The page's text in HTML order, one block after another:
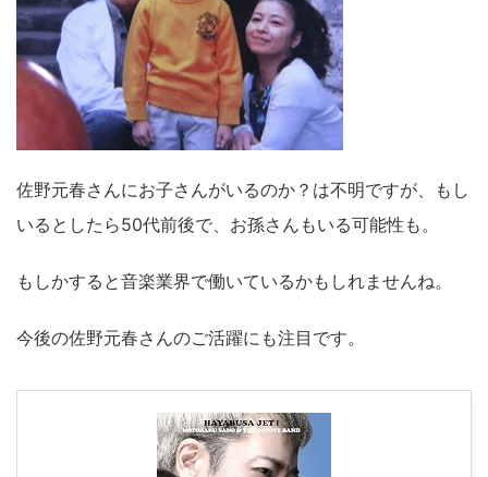
佐野元春さんにお子さんがいるのか？は不明ですが、もし
いるとしたら50代前後で、お孫さんもいる可能性も。
もしかすると音楽業界で働いているかもしれませんね。
今後の佐野元春さんのご活躍にも注目です。